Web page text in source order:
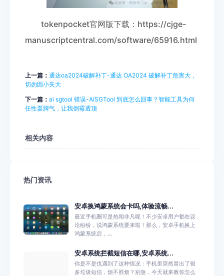
tokenpocket官网版下载：https://cjge-
manuscriptcentral.com/software/65916.html
上一篇： 通达oa2024破解补丁-通达 OA2024 破解补丁危害大，
切勿因小失大
下一篇： ai sgtool 错误-AISGTool 到底怎么回事？智能工具为何
任性耍脾气，让我倒霉透顶
相关内容
热门资讯
安卓换鸿蒙系统会卡吗,体验流畅...
最近手机圈可是热闹非凡呢！不少安卓用户都在议
论纷纷，说鸿蒙系统要来啦！那么，安卓手机换上
鸿蒙系统后，...
安卓系统拦截短信在哪,安卓系统...
你是不是也遇到了这种情况：手机里突然冒出了很
多垃圾短信，烦不胜烦？别急，今天就来教你怎么